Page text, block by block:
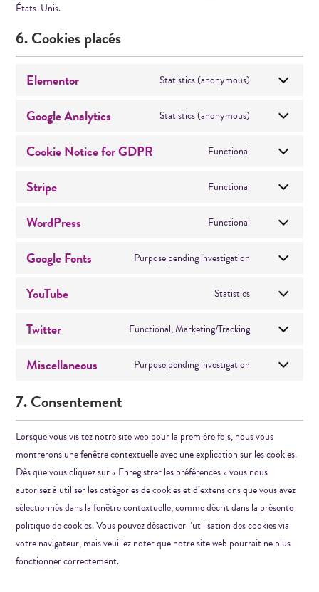
États-Unis.
6. Cookies placés
Elementor Statistics (anonymous)
Google Analytics Statistics (anonymous)
Cookie Notice for GDPR Functional
Stripe Functional
WordPress Functional
Google Fonts Purpose pending investigation
YouTube Statistics
Twitter Functional, Marketing/Tracking
Miscellaneous Purpose pending investigation
7. Consentement
Lorsque vous visitez notre site web pour la première fois, nous vous
montrerons une fenêtre contextuelle avec une explication sur les cookies.
Dès que vous cliquez sur « Enregistrer les préférences » vous nous
autorisez à utiliser les catégories de cookies et d’extensions que vous avez
sélectionnés dans la fenêtre contextuelle, comme décrit dans la présente
politique de cookies. Vous pouvez désactiver l’utilisation des cookies via
votre navigateur, mais veuillez noter que notre site web pourrait ne plus
fonctionner correctement.